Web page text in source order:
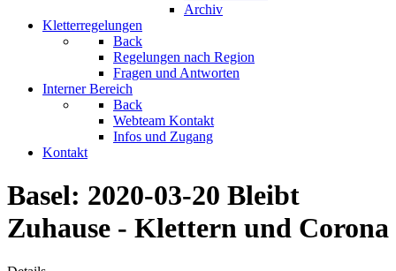
Archiv
Kletterregelungen
Back
Regelungen nach Region
Fragen und Antworten
Interner Bereich
Back
Webteam Kontakt
Infos und Zugang
Kontakt
Basel: 2020-03-20 Bleibt
Zuhause - Klettern und Corona